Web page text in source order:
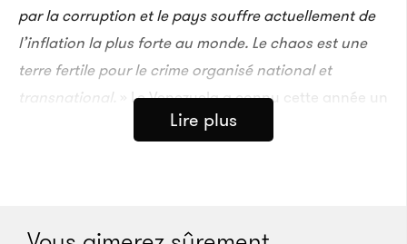
par la corruption et le pays souffre actuellement de
l’inflation la plus forte au monde. Le chaos est une
terre fertile pour le crime organisé national et
transnational.
» Le Venezuela a connu cette année un
nombre d’homicides et de kidnappings sans
repaissent du malheur des hommes : l’afflux de
Lire plus